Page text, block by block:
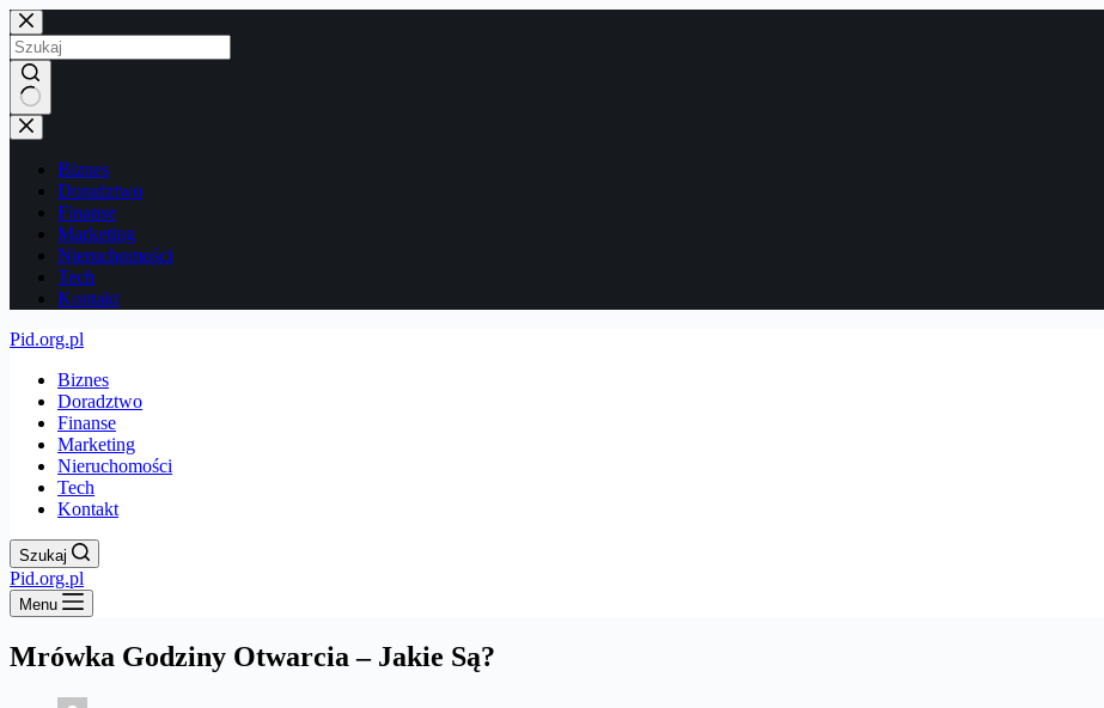
Przejdź
do
treści
Brak
wyników
Biznes
Doradztwo
Finanse
Marketing
Nieruchomości
Tech
Kontakt
Pid.org.pl
Biznes
Doradztwo
Finanse
Marketing
Nieruchomości
Tech
Kontakt
Szukaj
Pid.org.pl
Menu
Mrówka Godziny Otwarcia – Jakie Są?